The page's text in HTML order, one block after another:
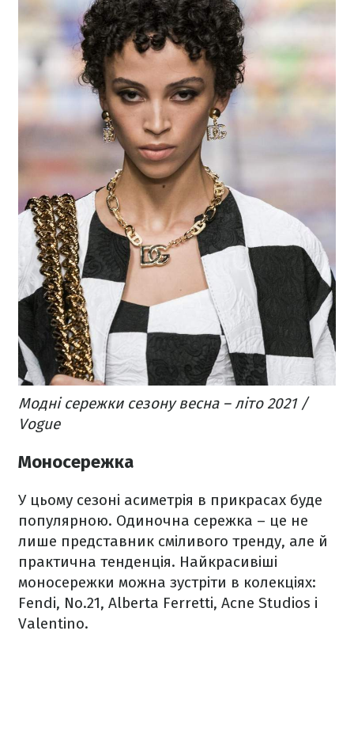
Модні сережки сезону весна – літо 2021 /
Vogue
Моносережка
У цьому сезоні асиметрія в прикрасах буде
популярною. Одиночна сережка – це не
лише представник сміливого тренду, але й
практична тенденція. Найкрасивіші
моносережки можна зустріти в колекціях:
Fendi, No.21, Alberta Ferretti, Acne Studios і
Valentino.